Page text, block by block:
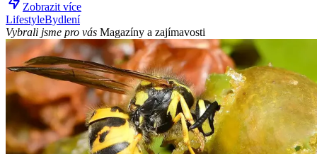
Zobrazit více
LifestyleBydlení
Vybrali jsme pro vás Magazíny a zajímavosti